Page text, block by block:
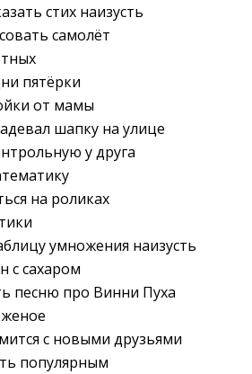
стих наизусть
самолёт
пятёрки
от мамы
шапку на улице
у друга
на роликах
умножения наизусть
с сахаром
песню про Винни Пуха
с новыми друзьями
популярным